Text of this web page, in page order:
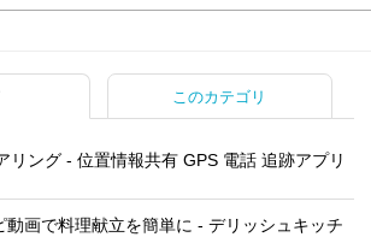
このカテゴリ
リング - 位置情報共有 GPS 電話 追跡アプリ
動画で料理献立を簡単‪に - デリッシュキッチ